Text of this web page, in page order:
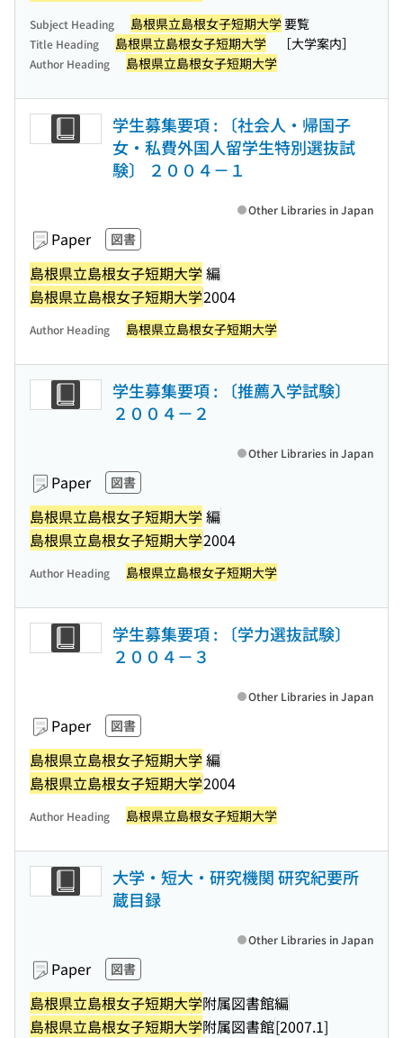
Subject Heading 島根県立島根女子短期大学要覧
Title Heading 島根県立島根女子短期大学 ［大学案内］
Author Heading 島根県立島根女子短期大学
学生募集要項 : 〔社会人・帰国子
女・私費外国人留学生特別選抜試
験〕 ２００４－１
Paper 図書
島根県立島根女子短期大学 編
島根県立島根女子短期大学2004
Other Libraries in Japan
Author Heading 島根県立島根女子短期大学
学生募集要項 : 〔推薦入学試験〕
２００４－２
Paper 図書
島根県立島根女子短期大学 編
島根県立島根女子短期大学2004
Other Libraries in Japan
Author Heading 島根県立島根女子短期大学
学生募集要項 : 〔学力選抜試験〕
２００４－３
Paper 図書
島根県立島根女子短期大学 編
島根県立島根女子短期大学2004
Other Libraries in Japan
Author Heading 島根県立島根女子短期大学
大学・短大・研究機関 研究紀要所
蔵目録
Paper 図書
島根県立島根女子短期大学附属図書館編
島根県立島根女子短期大学附属図書館[2007.1]
Other Libraries in Japan